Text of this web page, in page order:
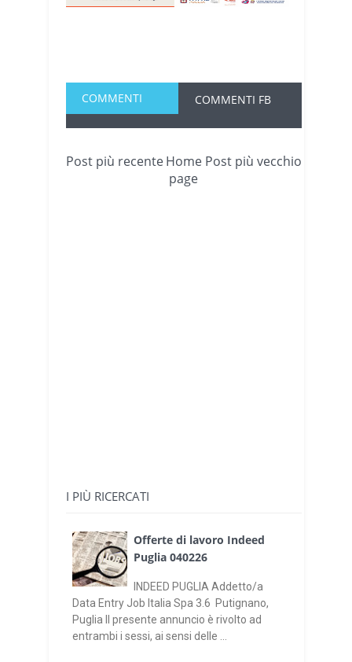
COMMENTI COMMENTI FB
Post più recente Post più vecchio
Home
page
I PIÙ RICERCATI
Offerte di lavoro Indeed
Puglia 040226
INDEED PUGLIA Addetto/a
Data Entry Job Italia Spa 3.6 Putignano,
Puglia Il presente annuncio è rivolto ad
entrambi i sessi, ai sensi delle ...